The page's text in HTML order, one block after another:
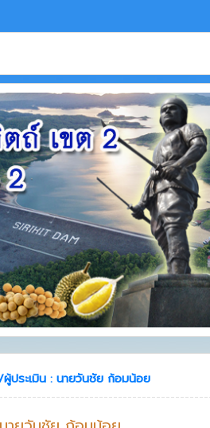
ประเมิน : นายวันชัย ก้อมน้อย